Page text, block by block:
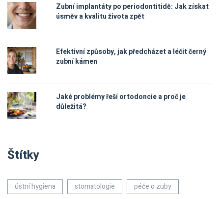
Zubní implantáty po periodontitidě: Jak získat
úsměv a kvalitu života zpět
Efektivní způsoby, jak předcházet a léčit černý
zubní kámen
Jaké problémy řeší ortodoncie a proč je
důležitá?
Štítky
ústní hygiena stomatologie
péče o zuby